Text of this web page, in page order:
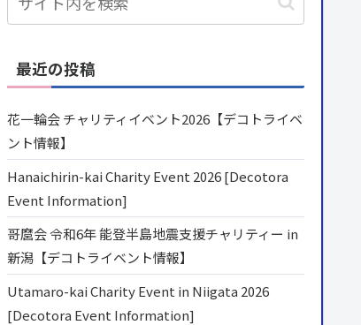
最近の投稿
花一輪会 チャリティイベント2026【デコトライベ
ント情報】
Hanaichirin-kai Charity Event 2026 [Decotora
Event Information]
哥麿会 令和6年 能登半島地震支援チャリティー in
新潟【デコトライベント情報】
Utamaro-kai Charity Event in Niigata 2026
[Decotora Event Information]